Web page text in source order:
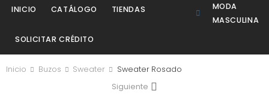
INICIO CATÁLOGO TIENDAS
SOLICITAR CRÉDITO
MODA
MASCULINA
Inicio Buzos Sweater
Sweater Rosado
Siguiente